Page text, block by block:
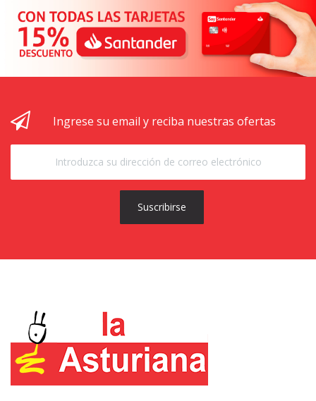
Ingrese su email y reciba nuestras ofertas
Suscribirse